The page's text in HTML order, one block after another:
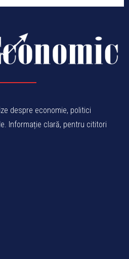
despre economie, politici
Informație clară, pentru cititori